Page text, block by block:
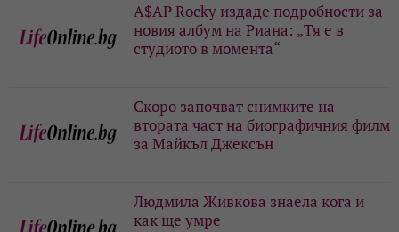
A$AP Rocky издаде подробности за
новия албум на Риана: „Тя е в
студиото в момента“
Скоро започват снимките на
втората част на биографичния филм
за Майкъл Джексън
Людмила Живкова знаела кога и
как ще умре